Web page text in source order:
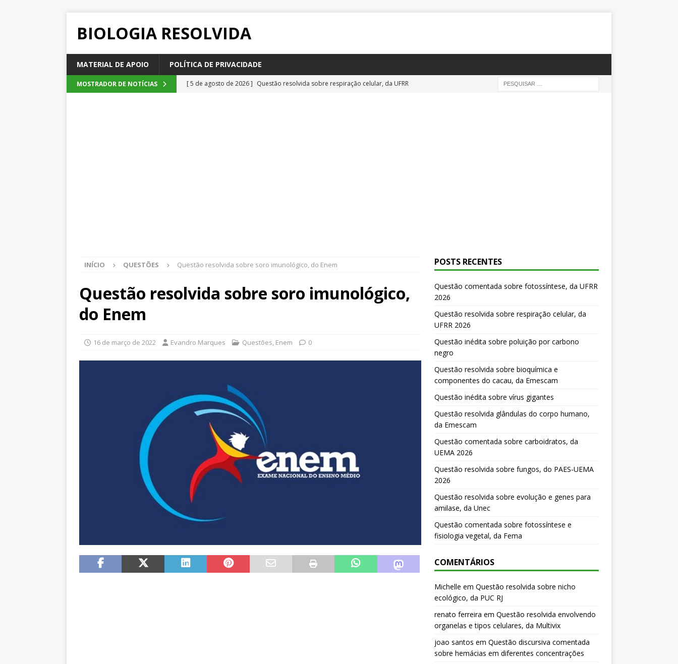
BIOLOGIA RESOLVIDA
MATERIAL DE APOIO POLÍTICA DE PRIVACIDADE
MOSTRADOR DE NOTÍCIAS [ 5 de agosto de 2026 ] Questão resolvida sobre respiração celular, da UFRR
INÍCIO QUESTÕES Questão resolvida sobre soro imunológico, do Enem
Questão resolvida sobre soro imunológico,
do Enem
16 de março de 2022 Evandro Marques Questões, Enem 0
POSTS RECENTES
Questão comentada sobre fotossíntese, da UFRR
2026
Questão resolvida sobre respiração celular, da
UFRR 2026
Questão inédita sobre poluição por carbono
negro
Questão resolvida sobre bioquímica e
componentes do cacau, da Emescam
Questão inédita sobre vírus gigantes
Questão resolvida glândulas do corpo humano,
da Emescam
Questão comentada sobre carboidratos, da
UEMA 2026
Questão resolvida sobre fungos, do PAES-UEMA
2026
Questão resolvida sobre evolução e genes para
amilase, da Unec
Questão comentada sobre fotossíntese e
fisiologia vegetal, da Fema
COMENTÁRIOS
Michelle em Questão resolvida sobre nicho
ecológico, da PUC RJ
renato ferreira em Questão resolvida envolvendo
organelas e tipos celulares, da Multivix
joao santos em Questão discursiva comentada
sobre hemácias em diferentes concentrações